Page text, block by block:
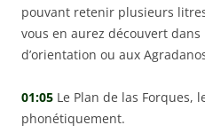
pouvant retenir plusieurs
vous en aurez découvert
d’orientation ou aux
01:05 Le Plan de las Forques,
phonétiquement.